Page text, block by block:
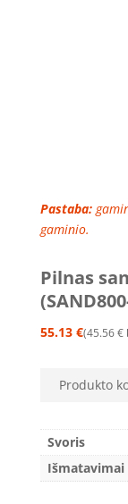
Pastaba:
gaminio.
Pilnas
55.13 € 45.56€
Produkto
Svoris
Išmatavimai